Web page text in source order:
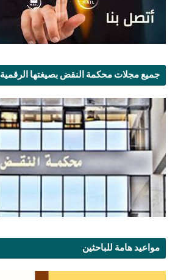
جميع مجلات محكمة النقض بصيغتها الرقمية
مواعيد هامة للباحثين